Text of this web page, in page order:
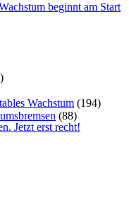
beginnt am Start
Jetzt erst recht!
Wachstum (194)
(88)